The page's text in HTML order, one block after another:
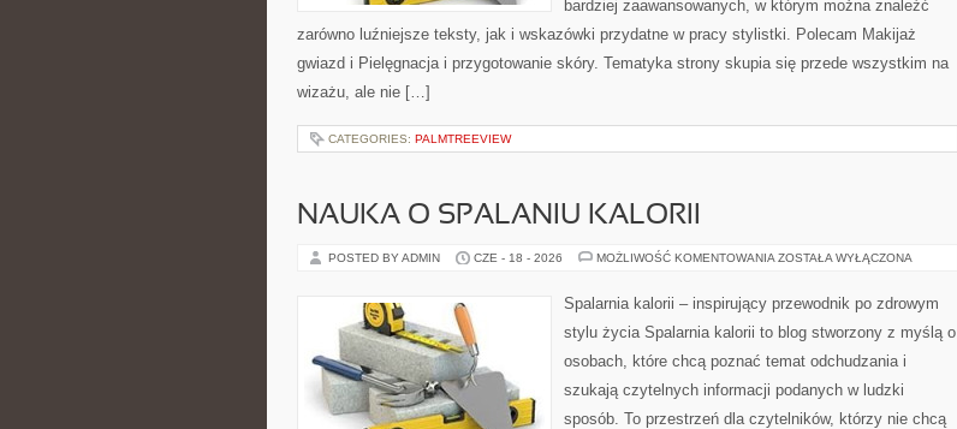
bardziej zaawansowanych, w którym można znaleźć
zarówno luźniejsze teksty, jak i wskazówki przydatne w pracy stylistki. Polecam Makijaż
gwiazd i Pielęgnacja i przygotowanie skóry. Tematyka strony skupia się przede wszystkim na
wizażu, ale nie […]
CATEGORIES: PALMTREEVIEW
NAUKA O SPALANIU KALORII
POSTED BY ADMIN CZE - 18 - 2026 MOŻLIWOŚĆ KOMENTOWANIA NAUKA
ZOSTAŁA WYŁĄCZONA
Spalarnia kalorii – inspirujący przewodnik po zdrowym
stylu życia Spalarnia kalorii to blog stworzony z myślą o
osobach, które chcą poznać temat odchudzania i
szukają czytelnych informacji podanych w ludzki
sposób. To przestrzeń dla czytelników, którzy nie chcą